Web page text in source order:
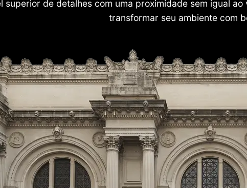
superior de detalhes com uma proximidade sem igual
transformar seu ambiente com